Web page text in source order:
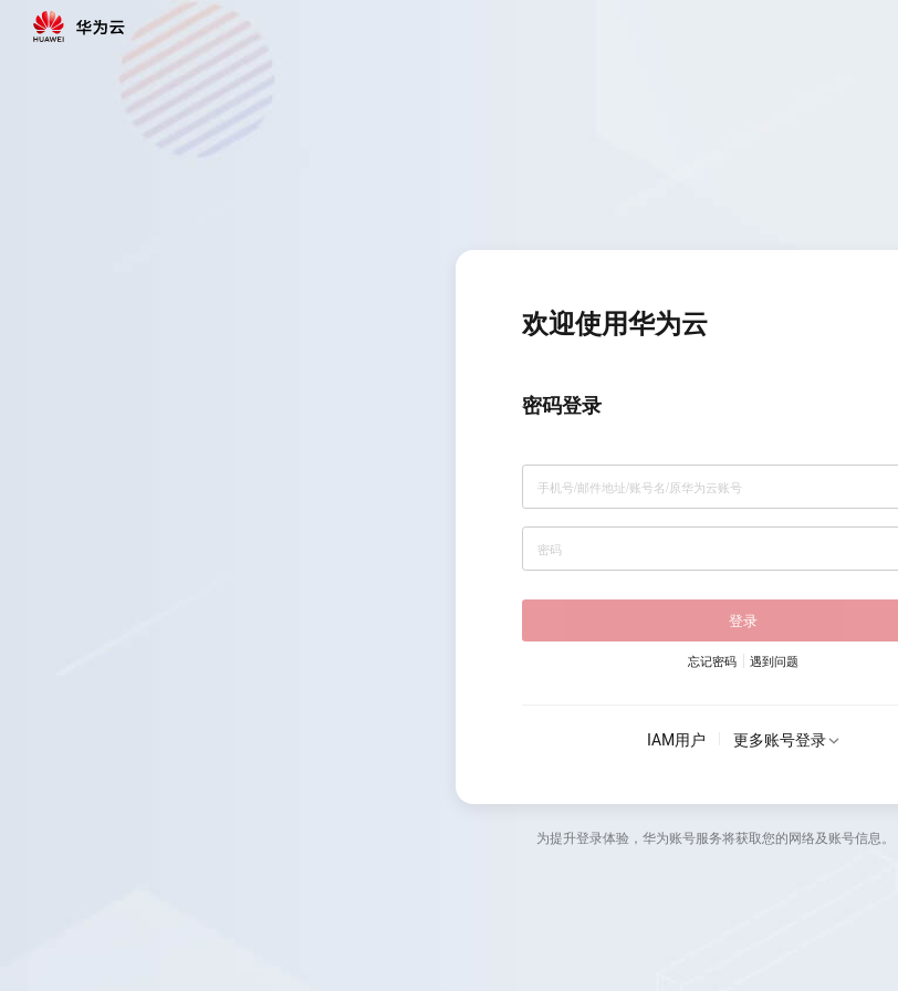
欢迎使用华为云
密码登录
登录
忘记密码 遇到问题
IAM用户 更多账号登录
为提升登录体验，华为账号服务将获取您的网络及账号信息。